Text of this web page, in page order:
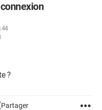
?
Partager